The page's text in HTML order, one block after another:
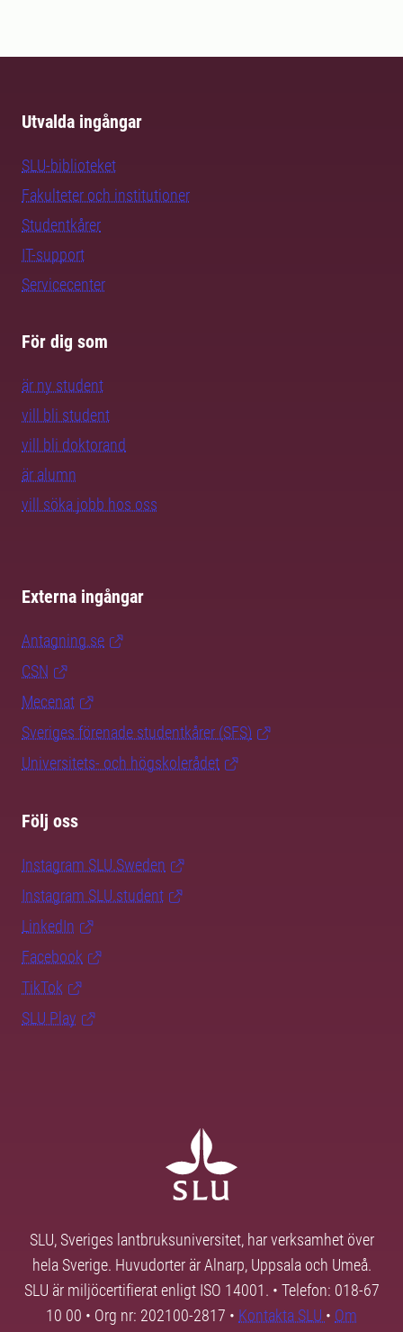
Utvalda ingångar
SLU-biblioteket
Fakulteter och institutioner
Studentkårer
IT-support
Servicecenter
För dig som
är ny student
vill bli student
vill bli doktorand
är alumn
vill söka jobb hos oss
Externa ingångar
Antagning.se
CSN
Mecenat
Sveriges förenade studentkårer (SFS)
Universitets- och högskolerådet
Följ oss
Instagram SLU.Sweden
Instagram SLU.student
LinkedIn
Facebook
TikTok
SLU Play
SLU, Sveriges lantbruksuniversitet, har verksamhet över
hela Sverige. Huvudorter är Alnarp, Uppsala och Umeå.
SLU är miljöcertifierat enligt ISO 14001. • Telefon: 018-67
10 00 • Org nr: 202100-2817 • Kontakta SLU • Om